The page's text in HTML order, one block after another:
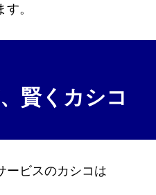
す。
賢くカシコ
ービスのカシコは